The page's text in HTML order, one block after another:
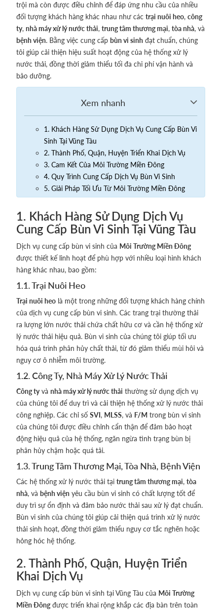
trội mà còn được điều chỉnh để đáp ứng nhu cầu của nhiều
đối tượng khách hàng khác nhau như các trại nuôi heo, công
ty, nhà máy xử lý nước thải, trung tâm thương mại, tòa nhà, và
bệnh viện. Bằng việc cung cấp bùn vi sinh đạt chuẩn, chúng
tôi giúp cải thiện hiệu suất hoạt động của hệ thống xử lý
nước thải, đồng thời giảm thiểu tối đa chi phí vận hành và
bảo dưỡng.
1. Khách Hàng Sử Dụng Dịch Vụ Cung Cấp Bùn Vi
Sinh Tại Vũng Tàu
2. Thành Phố, Quận, Huyện Triển Khai Dịch Vụ
3. Cam Kết Của Môi Trường Miền Đông
4. Quy Trình Cung Cấp Dịch Vụ Bùn Vi Sinh
5. Giải Pháp Tối Ưu Từ Môi Trường Miền Đông
1. Khách Hàng Sử Dụng Dịch Vụ
Cung Cấp Bùn Vi Sinh Tại Vũng Tàu
Dịch vụ cung cấp bùn vi sinh của Môi Trường Miền Đông
được thiết kế linh hoạt để phù hợp với nhiều loại hình khách
hàng khác nhau, bao gồm:
1.1. Trại Nuôi Heo
Trại nuôi heolà một trong những đối tượng khách hàng chính
của dịch vụ cung cấp bùn vi sinh. Các trang trại thường thải
ra lượng lớn nước thải chứa chất hữu cơ và cần hệ thống xử
lý nước thải hiệu quả. Bùn vi sinh của chúng tôi giúp tối ưu
hóa quá trình phân hủy chất thải, từ đó giảm thiểu mùi hôi và
nguy cơ ô nhiễm môi trường.
1.2. Công Ty, Nhà Máy Xử Lý Nước Thải
Công tyvà nhà máy xử lý nước thải thường sử dụng dịch vụ
của chúng tôi để duy trì và cải thiện hệ thống xử lý nước thải
công nghiệp. Các chỉ số SVI, MLSS, và F/M trong bùn vi sinh
của chúng tôi được điều chỉnh cẩn thận để đảm bảo hoạt
động hiệu quả của hệ thống, ngăn ngừa tình trạng bùn bị
phân hủy chậm hoặc quá tải.
1.3. Trung Tâm Thương Mại, Tòa Nhà, Bệnh Viện
Các hệ thống xử lý nước thải tại trung tâm thương mại, tòa
nhà, và bệnh viện yêu cầu bùn vi sinh có chất lượng tốt để
duy trì sự ổn định và đảm bảo nước thải sau xử lý đạt chuẩn.
Bùn vi sinh của chúng tôi giúp cải thiện quá trình xử lý nước
thải sinh hoạt, đồng thời giảm thiểu nguy cơ tắc nghẽn hoặc
hỏng hóc hệ thống.
2. Thành Phố, Quận, Huyện Triển
Khai Dịch Vụ
Dịch vụ cung cấp bùn vi sinh tại Vũng Tàu của Môi Trường
Miền Đôngđược triển khai rộng khắp các địa bàn trên toàn